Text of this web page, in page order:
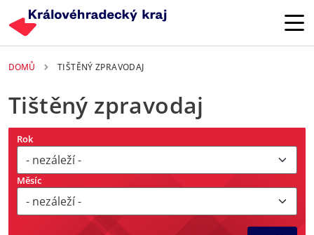
DOMŮ TIŠTĚNÝ ZPRAVODAJ
Tištěný zpravodaj
Rok
Měsíc